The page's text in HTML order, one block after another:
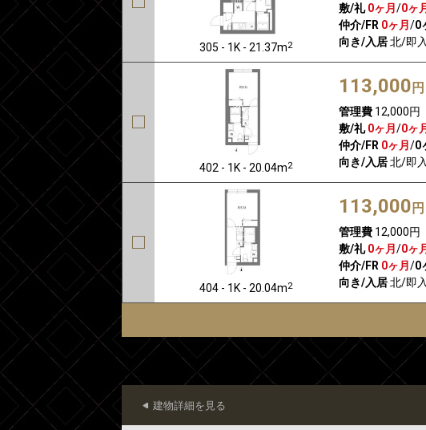
305 - 1K - 21.37m2
敷/礼 0ヶ月/0ヶ
仲介/FR 0ヶ月/0
向き/入居北/即
402 - 1K - 20.04m2
113,000 円
管理費12,000円
敷/礼 0ヶ月/0ヶ
仲介/FR 0ヶ月/0
向き/入居北/即
404 - 1K - 20.04m2
113,000 円
管理費12,000円
敷/礼 0ヶ月/0ヶ
仲介/FR 0ヶ月/0
向き/入居北/即
建物詳細を見る